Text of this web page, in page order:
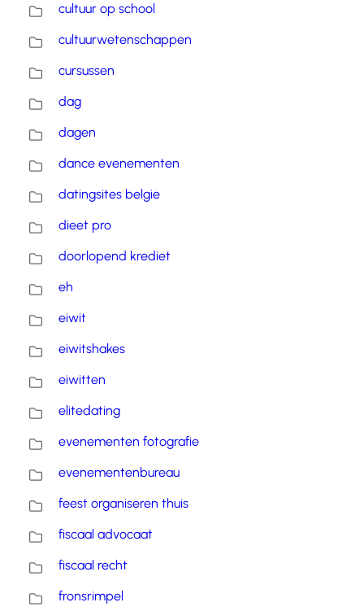
cultuur op school
cultuurwetenschappen
cursussen
dag
dagen
dance evenementen
datingsites belgie
dieet pro
doorlopend krediet
eh
eiwit
eiwitshakes
eiwitten
elitedating
evenementen fotografie
evenementenbureau
feest organiseren thuis
fiscaal advocaat
fiscaal recht
fronsrimpel